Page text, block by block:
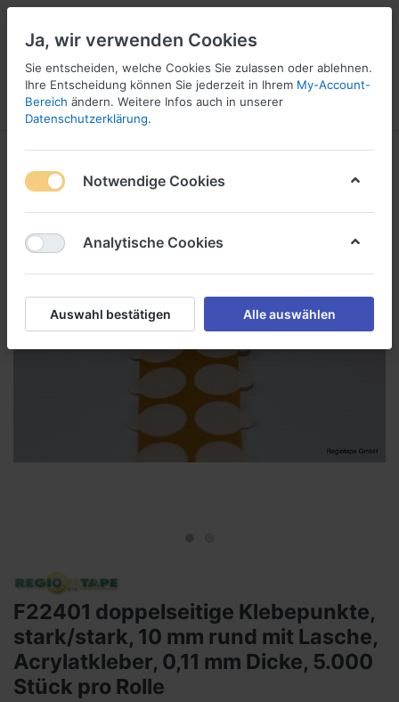
Menü Anmelden Wunschliste
1
F22401 doppelseitige Klebepunkte,
stark/stark, 10 mm rund mit Lasche,
Acrylatkleber, 0,11 mm Dicke, 5.000
Stück pro Rolle
Ja, wir verwenden Cookies
Sie entscheiden, welche Cookies Sie zulassen oder ablehnen.
Ihre Entscheidung können Sie jederzeit in Ihrem My-Account-
Bereich ändern. Weitere Infos auch in unserer
Datenschutzerklärung.
Notwendige Cookies
Analytische Cookies
Auswahl bestätigen Alle auswählen